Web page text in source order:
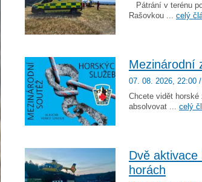
Pátrání v terénu
Rašovkou ... celý
Mezinárodní
07. 08. 2026, 22:00 /
Chcete vidět horské
absolvovat ... celý
Dvě
horách